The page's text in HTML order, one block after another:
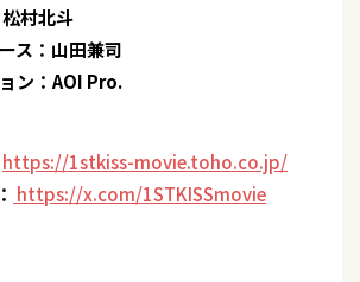
村北斗
ス：山田兼司
ン：AOI Pro.
https://1stkiss-movie.toho.co.jp/
https://x.com/1STKISSmovie